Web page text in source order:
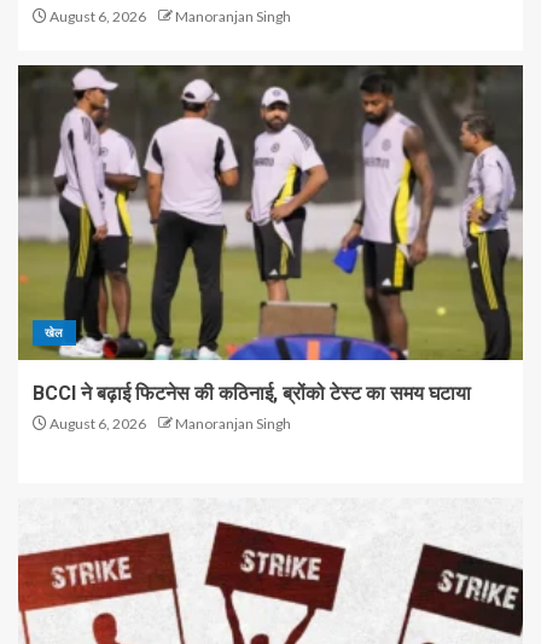
August 6, 2026 Manoranjan Singh
खेल
BCCI ने बढ़ाई फिटनेस की कठिनाई, ब्रोंको टेस्ट का समय घटाया
August 6, 2026 Manoranjan Singh